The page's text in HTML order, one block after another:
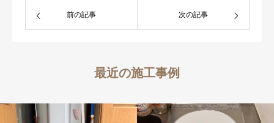
前の記事 次の記事
最近の施工事例